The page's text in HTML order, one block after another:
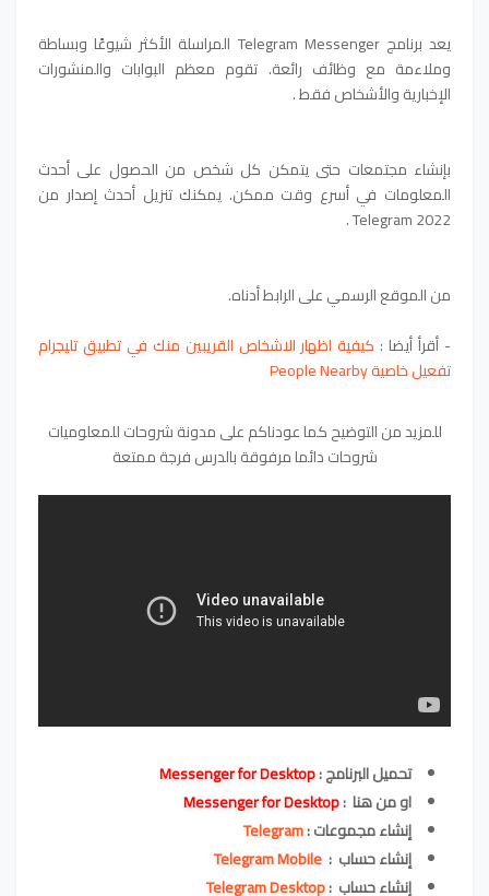
يعد برنامج Telegram Messenger المراسلة الأكثر شيوعًا وبساطة
وملاءمة مع وظائف رائعة. تقوم معظم البوابات والمنشورات
الإخبارية والأشخاص فقط .
بإنشاء مجتمعات حتى يتمكن كل شخص من الحصول على أحدث
المعلومات في أسرع وقت ممكن. يمكنك تنزيل أحدث إصدار من
Telegram 2022 .
من الموقع الرسمي على الرابط أدناه.
- أقرأ أيضا : كيفية اظهار الاشخاص القريبين منك في تطبيق تليجرام
تفعيل خاصية People Nearby
للمزيد من التوضيح كما عودناكم على مدونة شروحات للمعلوميات
شروحات دائما مرفوقة بالدرس فرجة ممتعة
تحميل البرنامج :Messenger for Desktop
او من هنا :Messenger for Desktop
إنشاء مجموعات :Telegram
إنشاء حساب :
إنشاء حساب :Telegram Desktop